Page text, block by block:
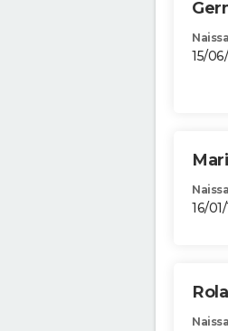
15/
16/